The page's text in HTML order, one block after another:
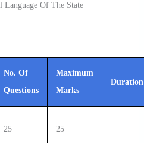
Of The State
No. Of
Questions
Maximum
Marks
Duration
25 25